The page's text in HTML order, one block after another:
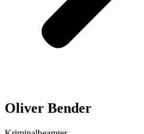
Oliver Bender